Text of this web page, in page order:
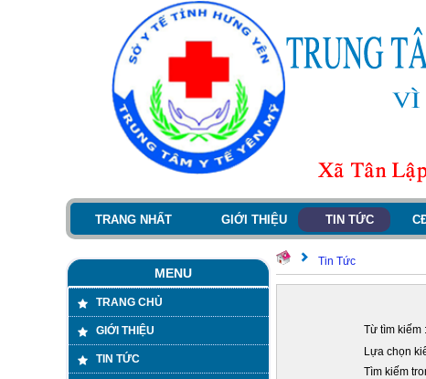
TRANG NHẤT GIỚI THIỆU TIN TỨC
MENU
TRANG CHỦ
GIỚI THIỆU
TIN TỨC
Tin Tức
Từ tìm kiếm :
Lựa chọn
Tìm kiếm